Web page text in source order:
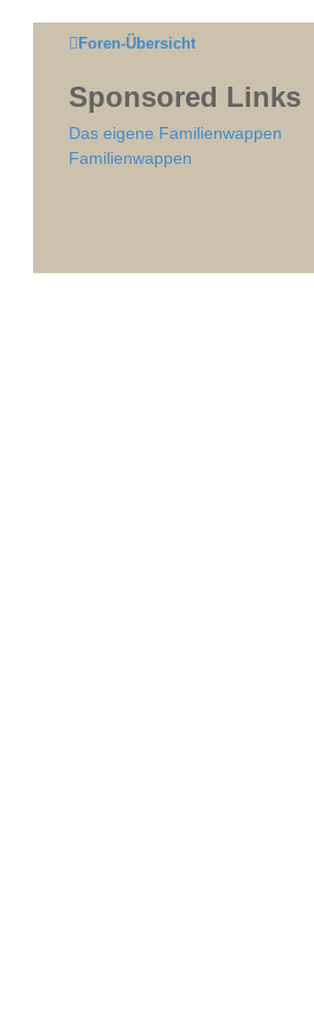
Foren-Übersicht
Sponsored Links
Das eigene Familienwappen
Familienwappen